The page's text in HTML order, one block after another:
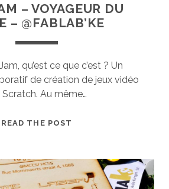
– VOYAGEUR DU
– @FABLAB’KE
qu’est ce que c’est ? Un
de création de jeux vidéo
Scratch. Au même…
READ THE POST
VOYAGEUR
DU